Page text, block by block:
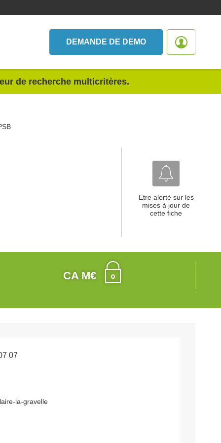
DEMANDE DE DEMO
de recherche multicritères.
Etre alerté sur les
mises à jour de
cette fiche
CA M€
07
la-gravelle